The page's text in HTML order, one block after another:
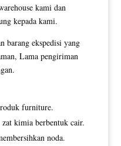
kami dan
kepada kami.
barang ekspedisi yang
Lama pengiriman
furniture.
zat kimia berbentuk cair.
noda.